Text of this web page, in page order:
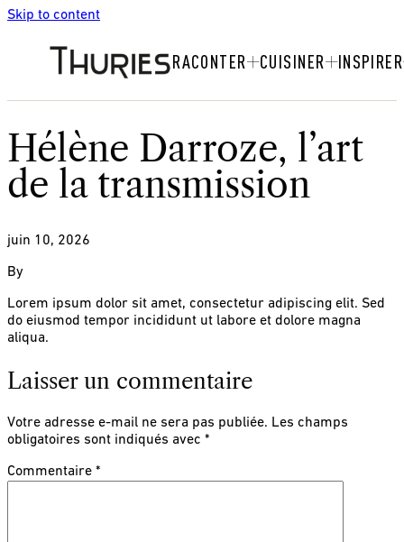
Skip to content
RACONTER CUISINER INSPIRER
Hélène Darroze, l’art
de la transmission
juin 10, 2026
By
Lorem ipsum dolor sit amet, consectetur adipiscing elit. Sed
do eiusmod tempor incididunt ut labore et dolore magna
aliqua.
Laisser un commentaire
Votre adresse e-mail ne sera pas publiée. Les champs
obligatoires sont indiqués avec *
Commentaire *